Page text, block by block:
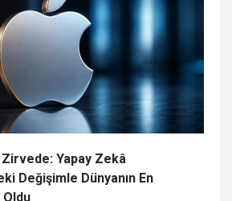
Yapay Zekâ
Değişimle Dünyanın En